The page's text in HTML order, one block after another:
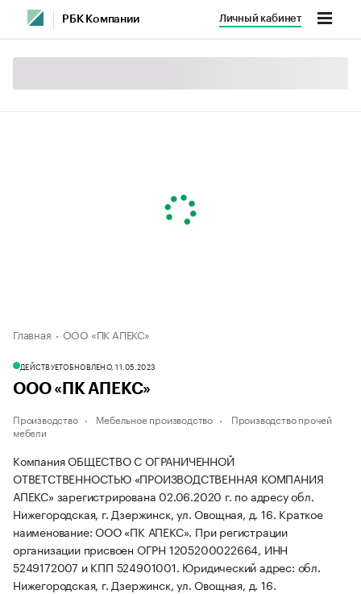
РБК Компании Личный кабинет
Главная ООО «ПК АПЕКС»
ДЕЙСТВУЕТОБНОВЛЕНО, 11.05.2023
ООО «ПК АПЕКС»
Производство Мебельное производство
Производство прочей
мебели
Компания ОБЩЕСТВО С ОГРАНИЧЕННОЙ
ОТВЕТСТВЕННОСТЬЮ «ПРОИЗВОДСТВЕННАЯ КОМПАНИЯ
АПЕКС» зарегистрирована 02.06.2020 г. по адресу обл.
Нижегородская, г. Дзержинск, ул. Овощная, д. 16. Краткое
наименование: ООО «ПК АПЕКС». При регистрации
организации присвоен ОГРН 1205200022664, ИНН
5249172007 и КПП 524901001. Юридический адрес: обл.
Нижегородская, г. Дзержинск, ул. Овощная, д. 16.